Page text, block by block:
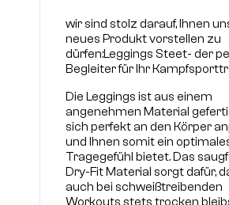
wir sind stolz darauf, Ihnen
neues Produkt vorstellen zu
dürfen:Leggings Steet- der
Begleiter für Ihr
Die Leggings ist aus einem
angenehmen Material
sich perfekt an den Körper
und Ihnen somit ein
Tragegefühl bietet. Das
Dry-Fit Material sorgt dafür,
auch bei schweißtreibenden
Workouts stets trocken